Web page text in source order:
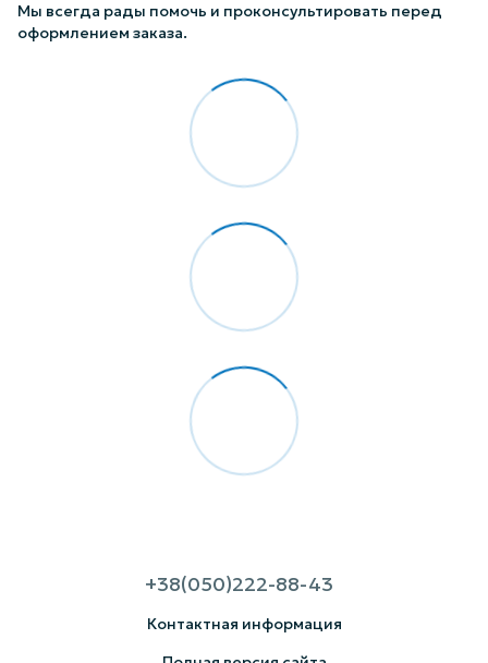
Мы всегда рады помочь и проконсультировать перед
оформлением заказа.
+38(050)222-88-43
Контактная информация